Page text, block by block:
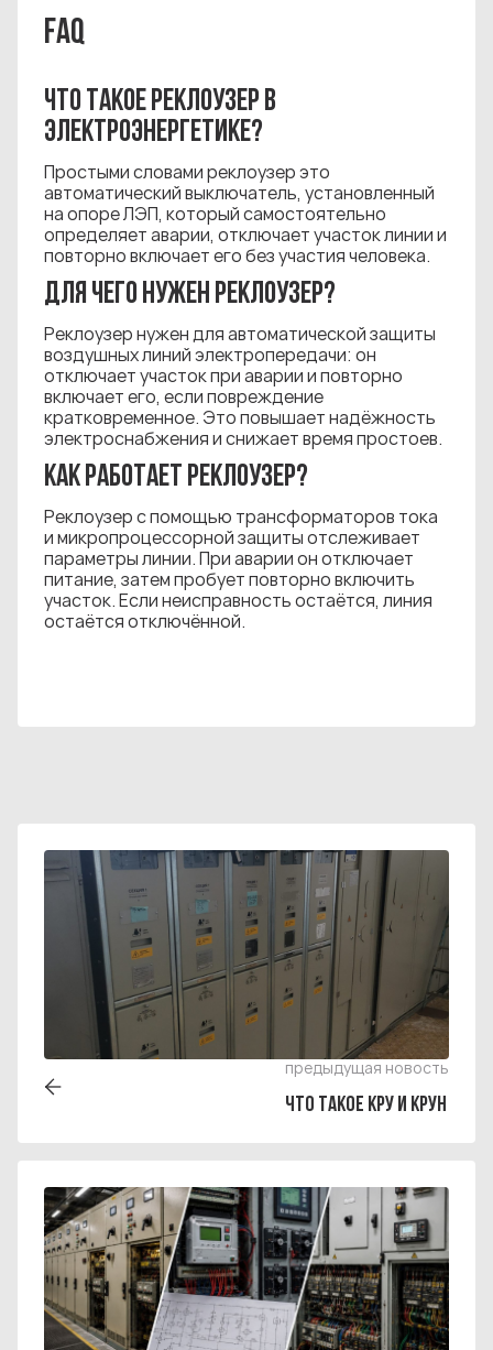
FAQ
ЧТО ТАКОЕ РЕКЛОУЗЕР В
ЭЛЕКТРОЭНЕРГЕТИКЕ?
Простыми словами реклоузер это
автоматический выключатель, установленный
на опоре ЛЭП, который самостоятельно
определяет аварии, отключает участок линии и
повторно включает его без участия человека.
ДЛЯ ЧЕГО НУЖЕН РЕКЛОУЗЕР?
Реклоузер нужен для автоматической защиты
воздушных линий электропередачи: он
отключает участок при аварии и повторно
включает его, если повреждение
кратковременное. Это повышает надёжность
электроснабжения и снижает время простоев.
КАК РАБОТАЕТ РЕКЛОУЗЕР?
Реклоузер с помощью трансформаторов тока
и микропроцессорной защиты отслеживает
параметры линии. При аварии он отключает
питание, затем пробует повторно включить
участок. Если неисправность остаётся, линия
остаётся отключённой.
предыдущая новость
ЧТО ТАКОЕ КРУ И КРУН